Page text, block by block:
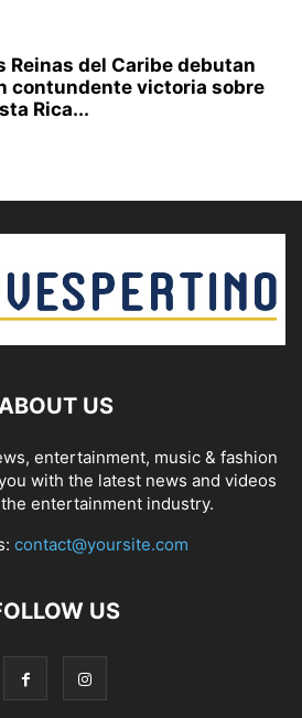
Reinas del Caribe debutan
contundente victoria sobre
Rica...
US
entertainment, music & fashion
with the latest news and videos
entertainment industry.
contact@yoursite.com
US